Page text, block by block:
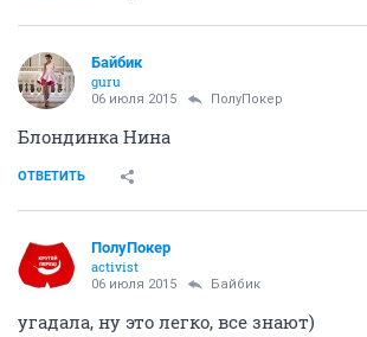
Байбик
guru
06 июля 2015 ПолуПокер
Блондинка Нина
ОТВЕТИТЬ
ПолуПокер
activist
06 июля 2015 Байбик
угадала, ну это легко, все знают)